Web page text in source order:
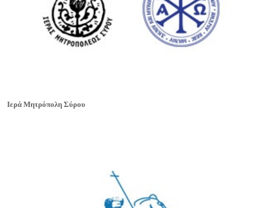
Ιερά Μητρόπολη Σύρου